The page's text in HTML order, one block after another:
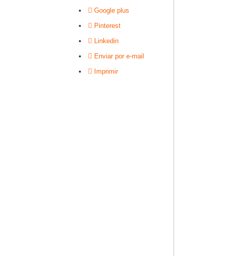
Google plus
Pinterest
Linkedin
Enviar por e-mail
Imprimir